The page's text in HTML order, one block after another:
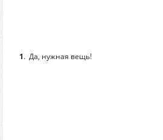
1. Да, нужная вещь!